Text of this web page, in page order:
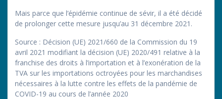
Mais parce que l’épidémie continue de sévir, il a été décidé
de prolonger cette mesure jusqu’au 31 décembre 2021.
Source : Décision (UE) 2021/660 de la Commission du 19
avril 2021 modifiant la décision (UE) 2020/491 relative à la
franchise des droits à l’importation et à l’exonération de la
TVA sur les importations octroyées pour les marchandises
nécessaires à la lutte contre les effets de la pandémie de
COVID-19 au cours de l’année 2020